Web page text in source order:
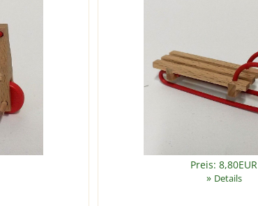
Preis: 8,80EUR
» Details